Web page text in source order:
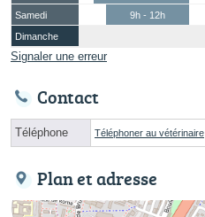
Samedi
9h - 12h
Dimanche
Signaler une erreur
Contact
Téléphone Téléphoner au vétérinaire
Plan et adresse